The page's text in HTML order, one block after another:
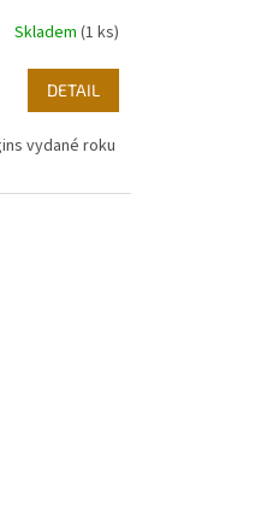
Skladem (1 ks)
DETAIL
vydané roku